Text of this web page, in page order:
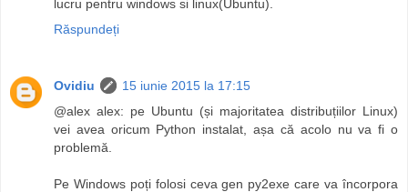
lucru pentru windows si linux(Ubuntu).
Răspundeți
Ovidiu
15 iunie 2015 la 17:15
@alex alex: pe Ubuntu (și majoritatea distribuțiilor Linux)
vei avea oricum Python instalat, așa că acolo nu va fi o
problemă.
Pe Windows poți folosi ceva gen py2exe care va încorpora